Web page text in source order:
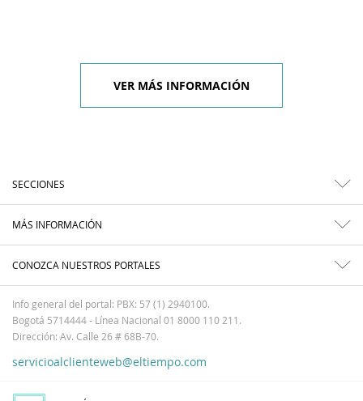
VER MÁS INFORMACIÓN
SECCIONES
MÁS INFORMACIÓN
CONOZCA NUESTROS PORTALES
Info general del portal: PBX: 57 (1) 2940100.
Bogotá 5714444 - Línea Nacional 01 8000 110 211.
Dirección: Av. Calle 26 # 68B-70.
servicioalclienteweb@eltiempo.com